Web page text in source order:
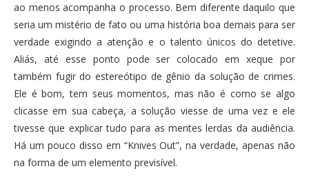
ao menos acompanha o processo. Bem diferente daquilo que
seria um mistério de fato ou uma história boa demais para ser
verdade exigindo a atenção e o talento únicos do detetive.
Aliás, até esse ponto pode ser colocado em xeque por
também fugir do estereótipo de gênio da solução de crimes.
Ele é bom, tem seus momentos, mas não é como se algo
clicasse em sua cabeça, a solução viesse de uma vez e ele
tivesse que explicar tudo para as mentes lerdas da audiência.
Há um pouco disso em “Knives Out”, na verdade, apenas não
na forma de um elemento previsível.